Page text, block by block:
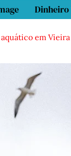
Dinheiro
em